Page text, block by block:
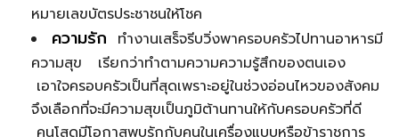
หมายเลขบัตรประชาชนให้โชค
ความรัก ทำงานเสร็จรีบวิ่งพาครอบครัวไปทานอาหารมี
ความสุข เรียกว่าทำตามความความรู้สึกของตนเอง
เอาใจครอบครัวเป็นที่สุดเพราะอยู่ในช่วงอ่อนไหวของสังคม
จึงเลือกที่จะมีความสุขเป็นภูมิต้านทานให้กับครอบครัวที่ดี
คนโสดมีโอกาสพบรักกับคนในเครื่องแบบหรือข้าราชการ